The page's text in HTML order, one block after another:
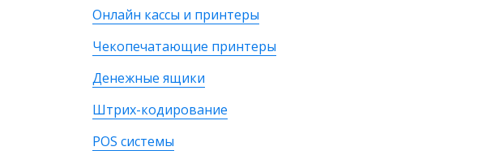
Онлайн кассы и принтеры
Чекопечатающие принтеры
Денежные ящики
Штрих-кодирование
POS системы